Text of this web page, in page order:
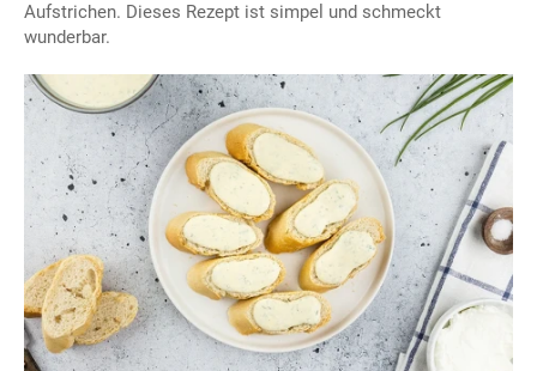
Aufstrichen. Dieses Rezept ist simpel und schmeckt
wunderbar.